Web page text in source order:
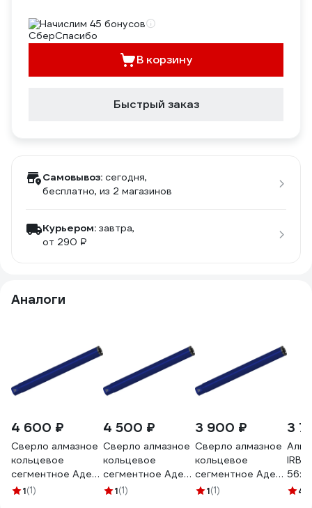
Начислим 45 бонусов
В корзину
Быстрый заказ
Самовывоз: сегодня,
бесплатно, из 2 магазинов
Курьером: завтра,
от 290 ₽
Аналоги
4 600 ₽
Сверло алмазное
кольцевое
сегментное Адель
DH-D525
1(1)
4 500 ₽
Сверло алмазное
кольцевое
сегментное Адель
DH-D525
1(1)
3 900 ₽
Сверло алмазное
кольцевое
сегментное Адель
DH-D525
1(1)
3
4.8